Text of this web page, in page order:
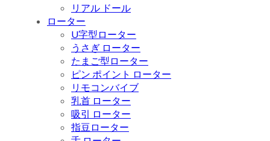
リアル ドール
ローター
U字型ローター
うさぎ ローター
たまご型ローター
ピン ポイント ローター
リモコンバイブ
乳首 ローター
吸引 ローター
指豆ローター